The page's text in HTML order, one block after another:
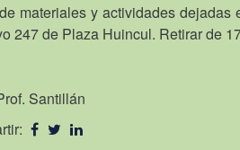
materiales y actividades dejadas
247 de Plaza Huincul. Retirar de
Santillán